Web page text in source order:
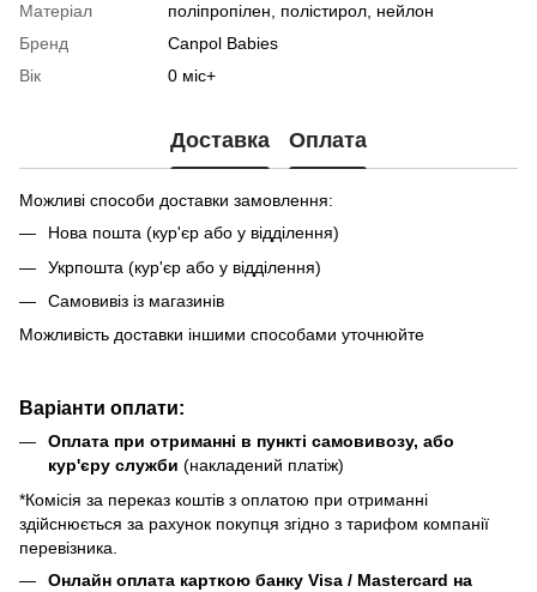
Матеріал
поліпропілен, полістирол, нейлон
Бренд
Canpol Babies
Вік
0 міс+
Доставка Оплата
Можливі способи доставки замовлення:
Нова пошта (кур'єр або у відділення)
Укрпошта (кур'єр або у відділення)
Самовивіз із магазинів
Можливість доставки іншими способами уточнюйте
Варіанти оплати:
Оплата при отриманні в пункті самовивозу, або
кур'єру служби (накладений платіж)
*Комісія за переказ коштів з оплатою при отриманні
здійснюється за рахунок покупця згідно з тарифом компанії
перевізника.
Онлайн оплата карткою банку Visa / Mastercard на